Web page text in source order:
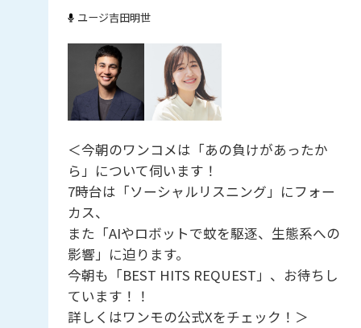
ユージ吉田明世
＜今朝のワンコメは「あの負けがあったか
ら」について伺います！
7時台は「ソーシャルリスニング」にフォー
カス、
また「AIやロボットで蚊を駆逐、生態系への
影響」に迫ります。
今朝も「BEST HITS REQUEST」、お待ちし
ています！！
詳しくはワンモの公式Xをチェック！＞